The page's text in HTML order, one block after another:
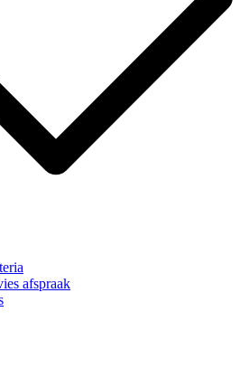
afspraak